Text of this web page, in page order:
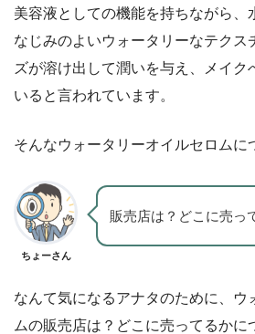
美容液としての機能を持ちながら、
なじみのよいウォータリーなテクス
ズが溶け出して潤いを与え、メイク
いると言われています。
そんなウォータリーオイルセロムに
ちょーさん
販売店は？どこに売っ
なんて気になるアナタのために、ウ
ムの販売店は？どこに売ってるかに